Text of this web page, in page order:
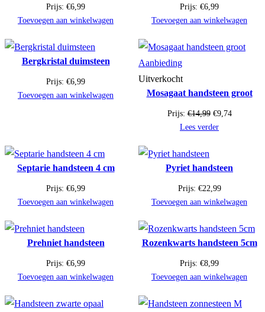
Prijs: €6,99
Toevoegen aan winkelwagen
Prijs: €6,99
Toevoegen aan winkelwagen
Bergkristal duimsteen
Prijs: €6,99
Toevoegen aan winkelwagen
AanbiedingProduct
in
de
uitverkoop
Uitverkocht
Mosagaat handsteen groot
Prijs:€14,99
prijs
€9,74Huidige
Lees verder
Septarie handsteen 4 cm
Prijs: €6,99
Toevoegen aan winkelwagen
Pyriet handsteen
Prijs: €22,99
Toevoegen aan winkelwagen
Prehniet handsteen
Prijs: €6,99
Toevoegen aan winkelwagen
Rozenkwarts handsteen 5cm
Prijs: €8,99
Toevoegen aan winkelwagen